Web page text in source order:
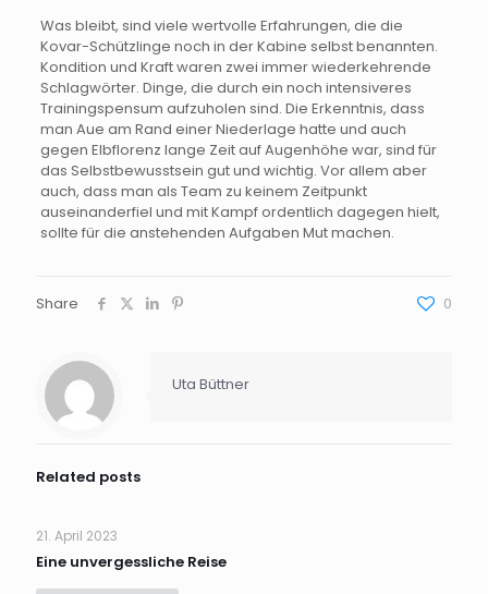
Was bleibt, sind viele wertvolle Erfahrungen, die die
Kovar-Schützlinge noch in der Kabine selbst benannten.
Kondition und Kraft waren zwei immer wiederkehrende
Schlagwörter. Dinge, die durch ein noch intensiveres
Trainingspensum aufzuholen sind. Die Erkenntnis, dass
man Aue am Rand einer Niederlage hatte und auch
gegen Elbflorenz lange Zeit auf Augenhöhe war, sind für
das Selbstbewusstsein gut und wichtig. Vor allem aber
auch, dass man als Team zu keinem Zeitpunkt
auseinanderfiel und mit Kampf ordentlich dagegen hielt,
sollte für die anstehenden Aufgaben Mut machen.
Share 0
Uta Büttner
Related posts
21. April 2023
Eine unvergessliche Reise